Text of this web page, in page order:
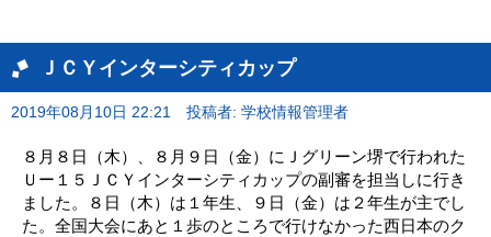
ＪＣＹインターシティカップ
2019年08月10日 22:21 投稿者: 学校情報管理者
８月８日（木）、８月９日（金）にＪグリーン堺で行われた
Ｕー１５ＪＣＹインターシティカップの副審を担当しに行き
ました。８日（木）は１年生、９日（金）は２年生が主でし
た。全国大会にあと１歩のところで行けなかった西日本のク